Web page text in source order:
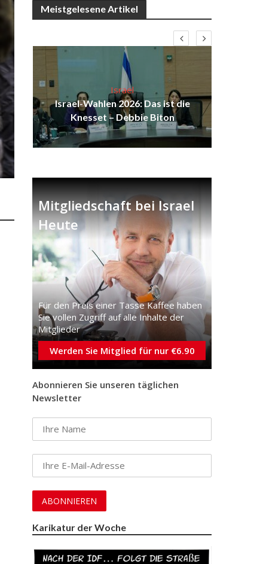
Meistgelesene Artikel
Israel
Israel-Wahlen 2026: Das ist die
Knesset – Debbie Biton
Mitgliedschaft bei Israel
Heute
Für den Preis einer Tasse Kaffee haben
Sie vollen Zugriff auf alle Inhalte der
Mitglieder
Werden Sie Mitglied für nur €6.90
Abonnieren Sie unseren täglichen
Newsletter
Karikatur der Woche